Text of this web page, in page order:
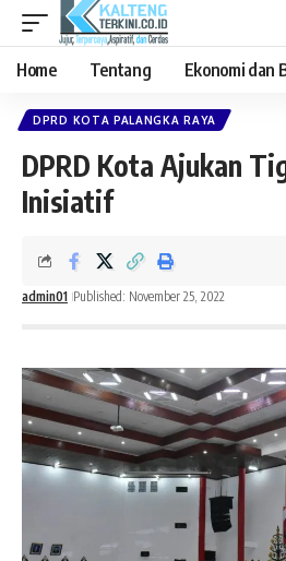
Home Tentang Ekonomi dan
DPRD KOTA PALANGKA RAYA
DPRD Kota Ajukan
Inisiatif
admin01 Published: November 25, 2022